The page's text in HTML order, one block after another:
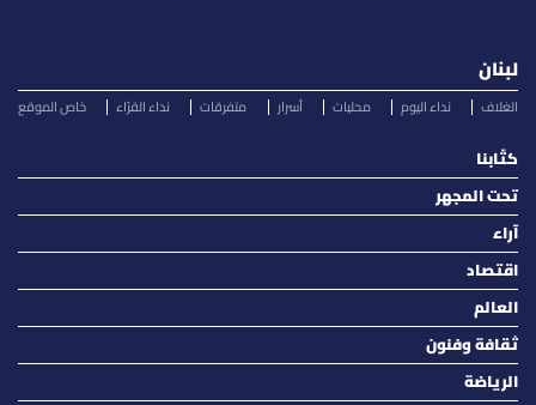
لبنان
الغلاف نداء اليوم محليات أسرار متفرقات نداء القرّاء خاص الموقع
كتّابنا
تحت المجهر
آراء
اقتصاد
العالم
ثقافة وفنون
الرياضة